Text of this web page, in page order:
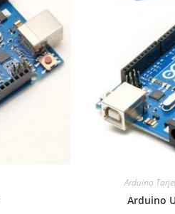
Arduino
Arduino